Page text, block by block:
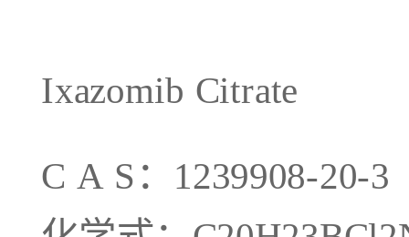
Ixazomib Citrate
C A S：1239908-20-3